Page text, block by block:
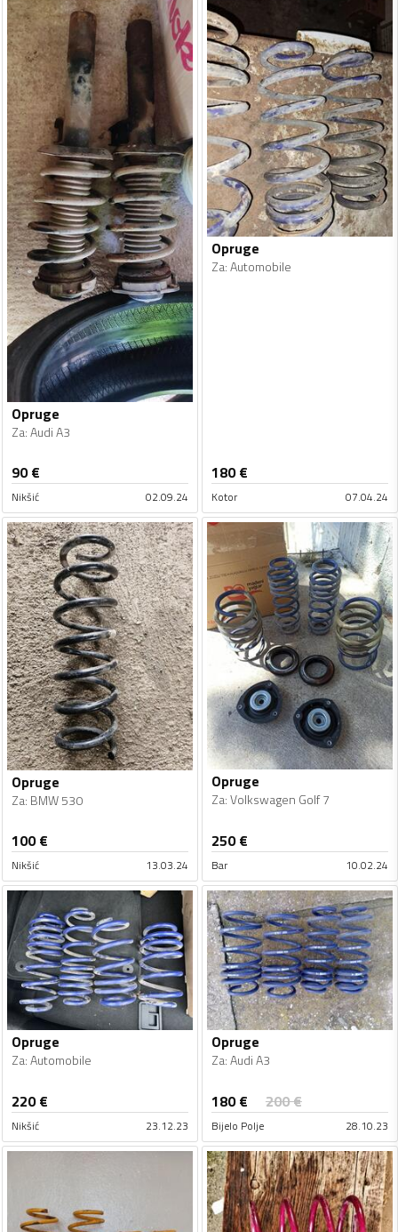
Opruge
Za:Audi A3
90€
Nikšić 02.09.24
Opruge
Za:Automobile
180€
Kotor 07.04.24
Opruge
Za: BMW 530
100€
Nikšić 13.03.24
Opruge
Za:Volkswagen Golf 7
250€
Bar 10.02.24
Opruge
Za:Automobile
220€
Nikšić 23.12.23
Opruge
Za:Audi A3
180€ 200€
Bijelo Polje 28.10.23